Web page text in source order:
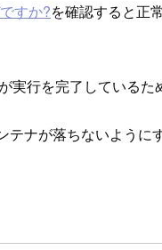
すか?を確認すると正
実行を完了しているた
ナが落ちないように